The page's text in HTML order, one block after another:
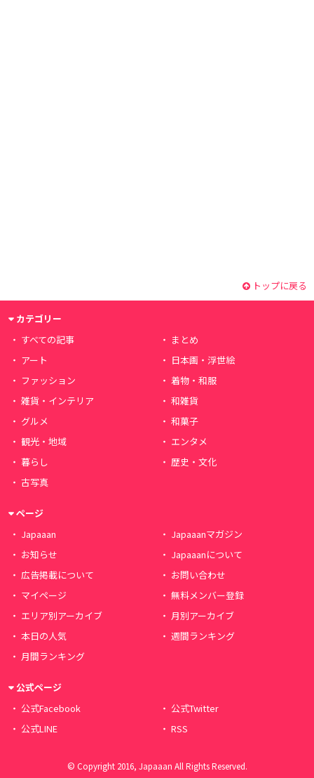
トップに戻る
カテゴリー
すべての記事
まとめ
アート
日本画・浮世絵
ファッション
着物・和服
雑貨・インテリア
和雑貨
グルメ
和菓子
観光・地域
エンタメ
暮らし
歴史・文化
古写真
ページ
Japaaan
Japaaanマガジン
お知らせ
Japaaanについて
広告掲載について
お問い合わせ
マイページ
無料メンバー登録
エリア別アーカイブ
月別アーカイブ
本日の人気
週間ランキング
月間ランキング
公式ページ
公式Facebook
公式Twitter
公式LINE
RSS
© Copyright 2016, Japaaan All Rights Reserved.